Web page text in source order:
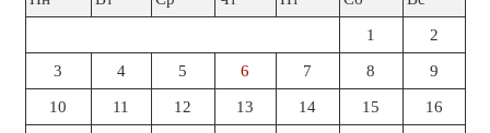
1 2
3 4 5 6 7 8 9
10 11 12 13 14 15 16